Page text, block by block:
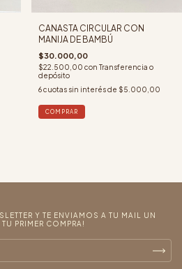
CANASTA CIRCULAR CON
MANIJA DE BAMBÚ
$30.000,00
$22.500,00 con Transferencia o
depósito
6 cuotas sin interés de $5.000,00
Y TE ENVIAMOS A TU MAIL UN
PRIMER COMPRA!